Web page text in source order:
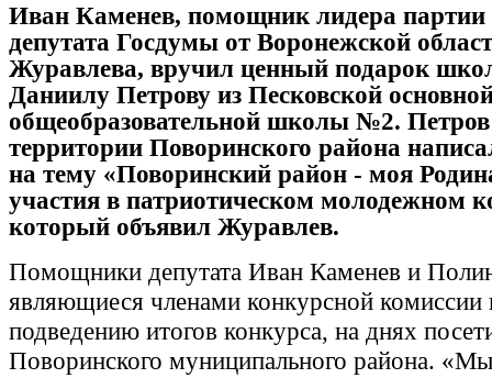
Иван Каменев, помощник лидера партии
депутата Госдумы от Воронежской
Журавлева, вручил ценный подарок
Даниилу Петрову из Песковской
общеобразовательной школы №2.
территории Поворинского района
на тему «Поворинский район - моя
участия в патриотическом молодежном
который объявил Журавлев.
Помощники депутата Иван Каменев и
являющиеся членами конкурсной комиссии
подведению итогов конкурса, на днях
Поворинского муниципального района.